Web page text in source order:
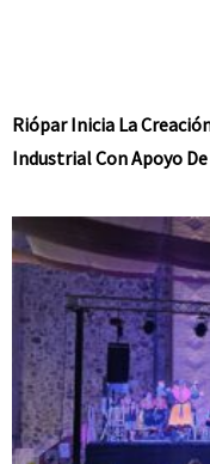
Riópar Inicia La
Industrial Con Apoyo